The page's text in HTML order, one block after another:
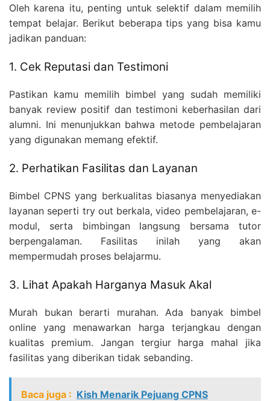
Oleh karena itu, penting untuk selektif dalam memilih
tempat belajar. Berikut beberapa tips yang bisa kamu
jadikan panduan:
1. Cek Reputasi dan Testimoni
Pastikan kamu memilih bimbel yang sudah memiliki
banyak review positif dan testimoni keberhasilan dari
alumni. Ini menunjukkan bahwa metode pembelajaran
yang digunakan memang efektif.
2. Perhatikan Fasilitas dan Layanan
Bimbel CPNS yang berkualitas biasanya menyediakan
layanan seperti try out berkala, video pembelajaran, e-
modul, serta bimbingan langsung bersama tutor
berpengalaman. Fasilitas inilah yang akan
mempermudah proses belajarmu.
3. Lihat Apakah Harganya Masuk Akal
Murah bukan berarti murahan. Ada banyak bimbel
online yang menawarkan harga terjangkau dengan
kualitas premium. Jangan tergiur harga mahal jika
fasilitas yang diberikan tidak sebanding.
Baca juga : Kish Menarik Pejuang CPNS